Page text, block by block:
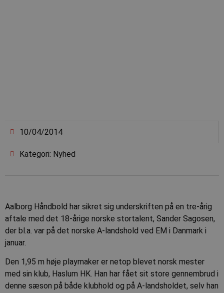
10/04/2014
Kategori: Nyhed
Aalborg Håndbold har sikret sig underskriften på en tre-årig
aftale med det 18-årige norske stortalent, Sander Sagosen,
der bl.a. var på det norske A-landshold ved EM i Danmark i
januar.
Den 1,95 m høje playmaker er netop blevet norsk mester
med sin klub, Haslum HK. Han har fået sit store gennembrud i
denne sæson på både klubhold og på A-landsholdet, selv han